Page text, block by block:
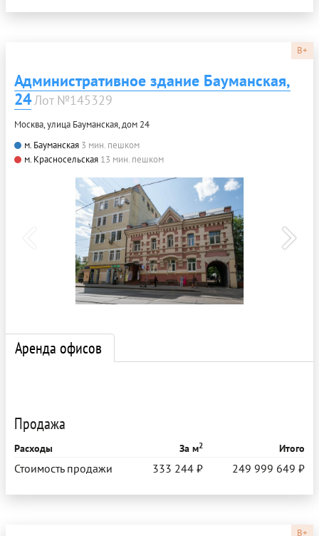
B+
Административное здание Бауманская,
24Лот №145329
Москва, улица Бауманская, дом 24
м. Бауманская 3 мин. пешком
м. Красносельская 13 мин. пешком
Аренда офисов
Продажа
Расходы За м2 Итого
Стоимость продажи 333 244 ₽ 249 999 649 ₽
B+